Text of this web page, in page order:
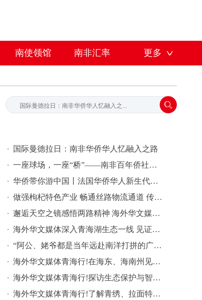
南使领馆 南非汇率 更多
国际曼德拉日：南非华侨华人忆融入之路
一座球场，一座“桥”——南非百年侨社以体育连接多元社区
华侨带你游中国丨法国华侨华人新生代浙江行活动在温州启动
​做强枸杞特色产业 畅通丝路物流通道 传承天路红色精神 海外华文媒体走访海西格尔木
邂逅天空之镜感悟两路精神 海外华文媒体走进海西感受盐湖绿色发展与红色传承
​海外华文媒体深入青海湖生态一线 见证高原生态与产业共生之路
“阿公、姥爷都是当年远赴南洋打拼的广东汕头人”，“阿嬷”全球热映，华人女子讲述：曾回汕头认亲，外婆寻根意识很深
海外华文媒体青海行!在海东、海南州见证特色果蔬产业与清洁能源发展新图景
海外华文媒体青海行!探访生态保护与智慧教育绘就现代化青海画卷
​海外华文媒体青海行!了解青绣、拉面特色产业赋能乡村共富